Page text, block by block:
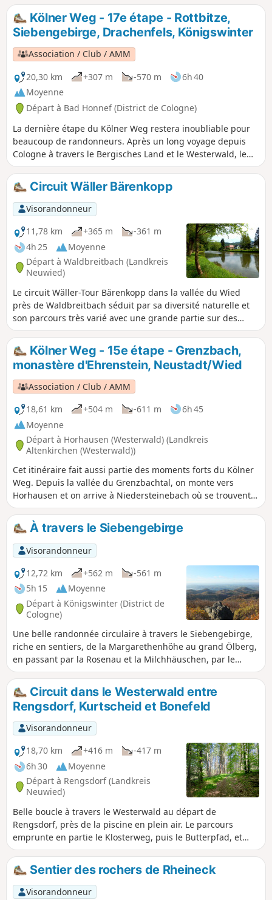
Kölner Weg - 17e étape - Rottbitze,
Siebengebirge, Drachenfels, Königswinter
Association / Club / AMM
20,30 km
+307 m -570 m
6h 40
Moyenne
Départ à Bad Honnef (District de Cologne)
La dernière étape du Kölner Weg restera inoubliable pour
beaucoup de randonneurs. Après un long voyage depuis
Cologne à travers le Bergisches Land et le Westerwald, le
Kölner Weg mène au Himmerich, qui nous offre des vues
magnifiques. Ensuite, le chemin approche de ses dernières
étapes, qui sont peut-être les plus belles. On parcourt de
superbes sentiers forestiers à travers le Siebengebirge et
on peut faire un détour par le Löwenburg. Pour finir, on
visite le Drachenfels et on marche à travers la célèbre vallée
des rossignols jusqu'à Königswinter.
Circuit Wäller Bärenkopp
Visorandonneur
11,78 km
+365 m
-361 m
4h 25
Moyenne
Départ à Waldbreitbach (Landkreis
Neuwied)
Le circuit Wäller-Tour Bärenkopp dans la vallée du Wied
près de Waldbreitbach séduit par sa diversité naturelle et
son parcours très varié avec une grande partie sur des
sentiers. Alors que la première partie de l'itinéraire traverse
principalement une forêt clairsemée, la deuxième partie
mène à travers les hauteurs panoramiques du Westerwald.
L'itinéraire est également intéressant d'un point de vue
historique. Les vues panoramiques depuis le rocher du
Bärenkopp sont le clou du circuit.
Kölner Weg - 15e étape - Grenzbach,
monastère d'Ehrenstein, Neustadt/Wied
Association / Club / AMM
18,61 km
+504 m -611 m
6h 45
Moyenne
Départ à Horhausen (Westerwald) (Landkreis
Altenkirchen (Westerwald))
Cet itinéraire fait aussi partie des moments forts du Kölner
Weg. Depuis la vallée du Grenzbachtal, on monte vers
Horhausen et on arrive à Niedersteinebach où se trouvent
deux anciennes mines, l'Otto-Stollen et la Friedrich-
Wilhelm-Grube. Plus tard, au-dessus de Niedersteinebach,
on arrive à un super point de vue et on marche à travers les
bois en passant devant un chêne légendaire jusqu'à
Peterslahr. On visite le monastère d'Ehrenstein, on traverse
la Wied, on passe par la Metteshahner Schweiz, on arrive
au Bertenauer Kopf et enfin à Neustadt.
À travers le Siebengebirge
Visorandonneur
12,72 km
+562 m
-561 m
5h 15
Moyenne
Départ à Königswinter (District de
Cologne)
Une belle randonnée circulaire à travers le Siebengebirge,
riche en sentiers, de la Margarethenhöhe au grand Ölberg,
en passant par la Rosenau et la Milchhäuschen, par le
Schellenberg et le Geisberg, en passant par Jungfernhard,
par l'Erpelntalskopf jusqu'à la Löwenburg et de nouveau à
la Margarethenhöhe. Un must pour les randonneurs qui
aiment les grandes forêts et les vues lointaines.
Circuit dans le Westerwald entre
Rengsdorf, Kurtscheid et Bonefeld
Visorandonneur
18,70 km
+416 m
-417 m
6h 30
Moyenne
Départ à Rengsdorf (Landkreis
Neuwied)
Belle boucle à travers le Westerwald au départ de
Rengsdorf, près de la piscine en plein air. Le parcours
emprunte en partie le Klosterweg, puis le Butterpfad, et
passe devant la tour panoramique de Kurtscheid. De larges
chemins forestiers alternent avec des sentiers étroits.
Sentier des rochers de Rheineck
Visorandonneur